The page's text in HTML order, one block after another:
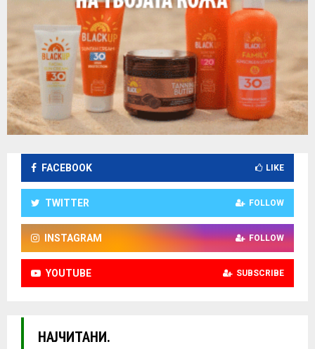
FACEBOOK LIKE
TWITTER FOLLOW
INSTAGRAM FOLLOW
YOUTUBE SUBSCRIBE
НАЈЧИТАНИ.